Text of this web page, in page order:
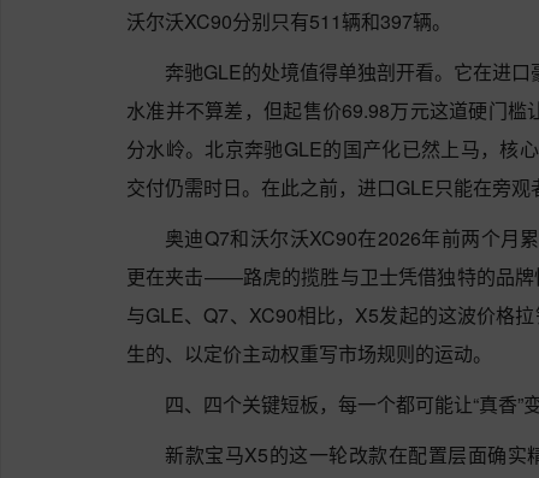
沃尔沃XC90分别只有511辆和397辆。
奔驰GLE的处境值得单独剖开看。它在进
水准并不算差，但起售价69.98万元这道硬门
分水岭。北京奔驰GLE的国产化已然上马，核
交付仍需时日。在此之前，进口GLE只能在旁
奥迪Q7和沃尔沃XC90在2026年前两个月
更在夹击——路虎的揽胜与卫士凭借独特的品
与GLE、Q7、XC90相比，X5发起的这波价格
生的、以定价主动权重写市场规则的运动。
四、四个关键短板，每一个都可能让“真香”
新款宝马X5的这一轮改款在配置层面确